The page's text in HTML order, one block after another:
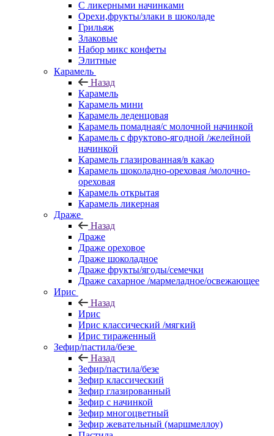
С ликерными начинками
Орехи,фрукты/злаки в шоколаде
Грильяж
Злаковые
Набор микс конфеты
Элитные
Карамель
Назад
Карамель
Карамель мини
Карамель леденцовая
Карамель помадная/с молочной начинкой
Карамель с фруктово-ягодной /желейной
начинкой
Карамель глазированная/в какао
Карамель шоколадно-ореховая /молочно-
ореховая
Карамель открытая
Карамель ликерная
Драже
Назад
Драже
Драже ореховое
Драже шоколадное
Драже фрукты/ягоды/семечки
Драже сахарное /мармеладное/освежающее
Ирис
Назад
Ирис
Ирис классический /мягкий
Ирис тираженный
Зефир/пастила/безе
Назад
Зефир/пастила/безе
Зефир классический
Зефир глазированный
Зефир с начинкой
Зефир многоцветный
Зефир жевательный (маршмеллоу)